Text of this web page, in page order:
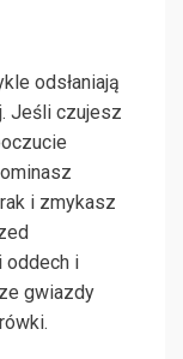
odsłaniają
Jeśli czujesz
i zmykasz
oddech i
gwiazdy